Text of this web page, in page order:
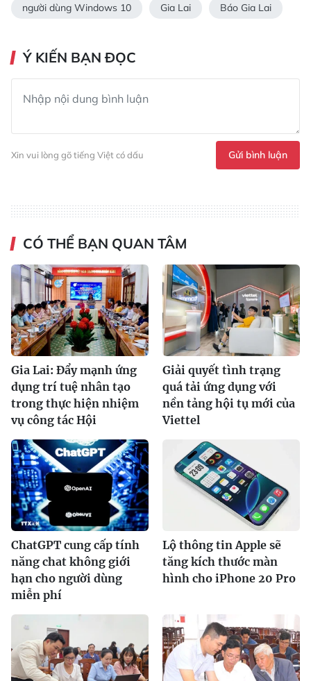
người dùng Windows 10 Gia Lai Báo Gia Lai
Ý KIẾN BẠN ĐỌC
Xin vui lòng gõ tiếng Việt có dấu Gửi bình luận
CÓ THỂ BẠN QUAN TÂM
Gia Lai: Đẩy mạnh ứng
dụng trí tuệ nhân tạo
trong thực hiện nhiệm
vụ công tác Hội
Giải quyết tình trạng
quá tải ứng dụng với
nền tảng hội tụ mới của
Viettel
ChatGPT cung cấp tính
năng chat không giới
hạn cho người dùng
miễn phí
Lộ thông tin Apple sẽ
tăng kích thước màn
hình cho iPhone 20 Pro